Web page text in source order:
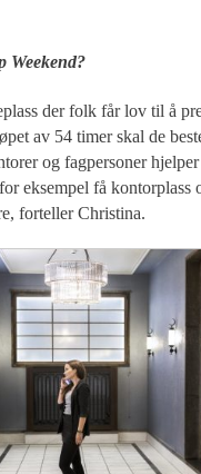
Weekend?
der folk får lov til å
av 54 timer skal de
og fagpersoner
eksempel få kontorplass
forteller Christina.